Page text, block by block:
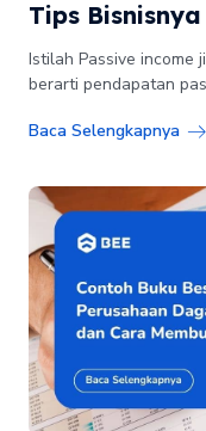
Tips Bisnisnya
Istilah Passive income
berarti pendapatan
Baca Selengkapnya